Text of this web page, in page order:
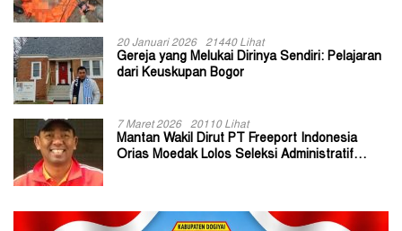
20 Januari 2026 21440 Lihat
Gereja yang Melukai Dirinya Sendiri: Pelajaran
dari Keuskupan Bogor
7 Maret 2026 20110 Lihat
Mantan Wakil Dirut PT Freeport Indonesia
Orias Moedak Lolos Seleksi Administratif